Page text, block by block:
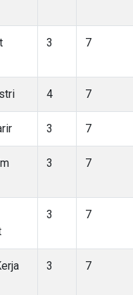
3 7
4 7
3 7
3 7
3 7
3 7